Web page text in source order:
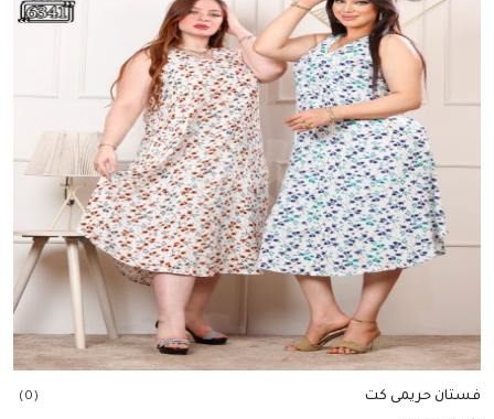
فستان حريمى كت (0)